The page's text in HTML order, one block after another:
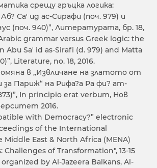
срещу гръцка логика:
Са' uд ас-Сuрaфu (поч. 979) и
(поч. 940)”, Литературата, бр. 18,
“Arabic grammar versus Greek logic: the
Abu Sa' id as-Sirafi (d. 979) and Matta
Literature, no. 18, 2016.
в „Извличане на златото от
за Париж“ на Рифa?а Рa фи? ат-
In principio erat verbum, Нов
2016.
with Democracy?” electronic
of the International
Middle East & North Africa (MENA)
of Transformation", 13-15
by Al-Jazeera Balkans, Al-